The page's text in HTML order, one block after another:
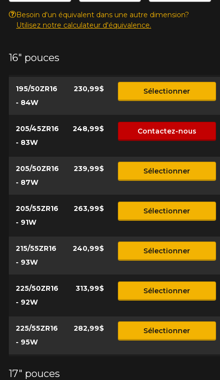
Besoin d'un équivalent dans une autre dimension?
Utilisez notre calculateur d'équivalence.
16" pouces
195/50ZR16
- 84W
230,99$ Sélectionner
205/45ZR16
- 83W
248,99$ Contactez-nous
205/50ZR16
- 87W
239,99$ Sélectionner
205/55ZR16
- 91W
263,99$ Sélectionner
215/55ZR16
- 93W
240,99$ Sélectionner
225/50ZR16
- 92W
313,99$ Sélectionner
225/55ZR16
- 95W
282,99$ Sélectionner
17" pouces
Annuler
avant de commander.